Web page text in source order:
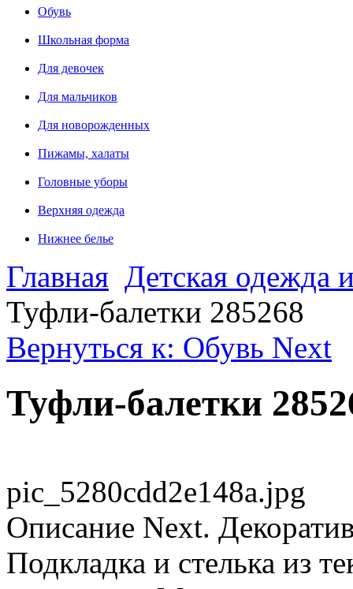
Обувь
Школьная форма
Для девочек
Для мальчиков
Для новорожденных
Пижамы, халаты
Головные уборы
Верхняя одежда
Нижнее белье
Главная Детская одежда
Туфли-балетки 285268
Вернуться к: Обувь Next
Туфли-балетки
pic_5280cdd2e148a.jpg
Описание Next.
Подкладка и стелька из